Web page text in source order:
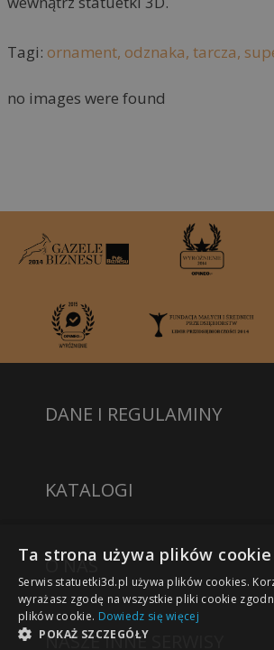
Tagi: ornament, odznaka, tarcza,
no images were found
DANE I REGULAMINY
Polityka prywatności
KATALOGI
Katalog akcesoriów
Katalog modeli 3D
O NAS
Wykonane projekty
Nasze sukcesy
NASZE INNE SERWISY
Ta strona używa plików cookie
Serwis statuetki3d.pl używa plików cookies.
wyrażasz zgodę na wszystkie pliki cookie
plików cookie. Dowiedz się więcej
POKAŻ SZCZEGÓŁY